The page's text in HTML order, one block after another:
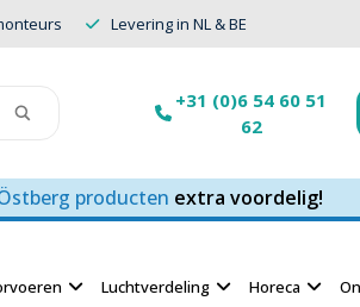
Levering in NL & BE
+31 (0)6 54 60 51
62
producten extra voordelig!
Luchtverdeling Horeca